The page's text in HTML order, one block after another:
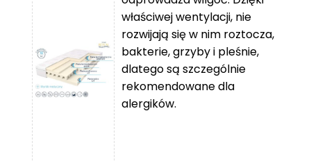
4
570 zł
3
360 zł
do
8
739 zł
właściwej wentylacji, nie
rozwijają się w nim roztocza,
bakterie, grzyby i pleśnie,
dlatego są szczególnie
rekomendowane dla
alergików.